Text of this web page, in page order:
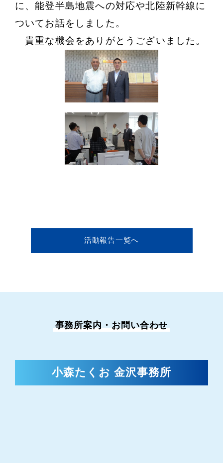
に、能登半島地震への対応や北陸新幹線に
ついてお話をしました。
貴重な機会をありがとうございました。
活動報告一覧へ
事務所案内・お問い合わせ
小森たくお 金沢事務所